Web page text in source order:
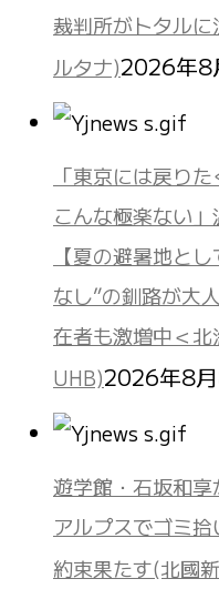
裁判所がトタル
ルタナ)2026年8
「東京には戻り
こんな極楽ない
【夏の避暑地と
なし”の釧路が大
在者も激増中＜
UHB)2026年8
遊学館・石坂和
アルプスでゴミ
約束果たす(北國